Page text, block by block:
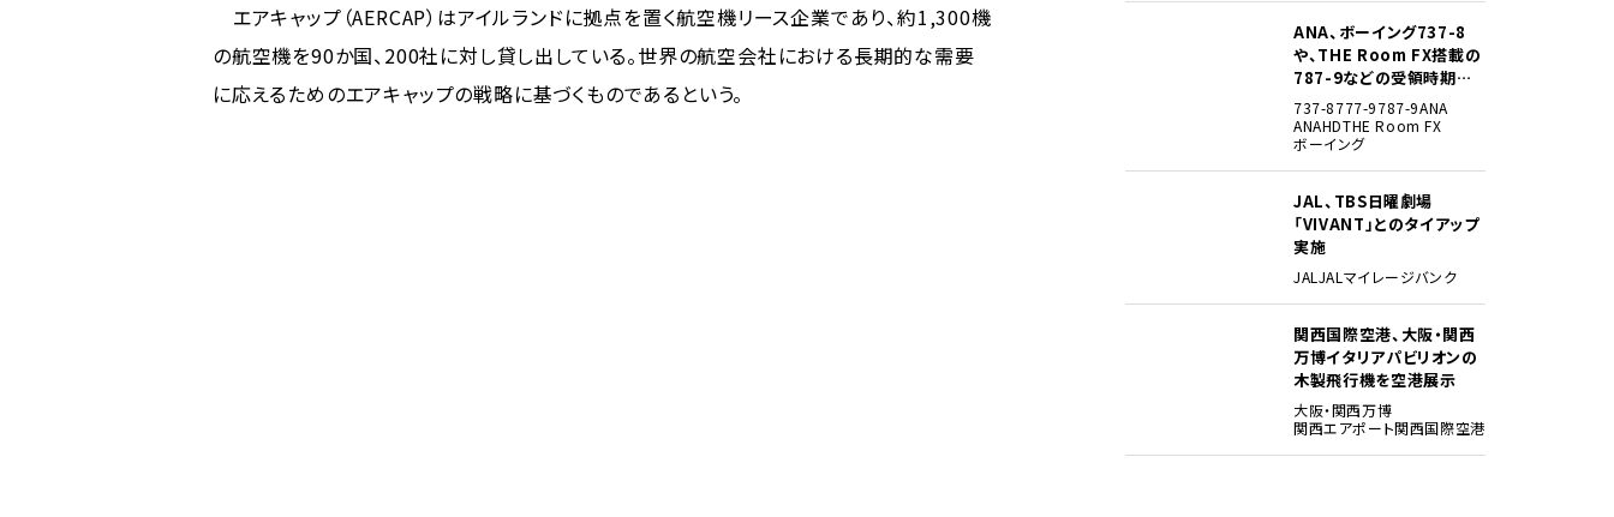
エアキャップ（AERCAP）はアイルランドに拠点を置く航空機リース企業であり、約1,300機
の航空機を90か国、200社に対し貸し出している。世界の航空会社における長期的な需要
に応えるためのエアキャップの戦略に基づくものであるという。
ANA、ボーイング737-8
や、THE Room FX搭載の
787-9などの受領時期見
込みを明らかに
737-8777-9787-9ANA
ANAHDTHE Room FX
ボーイング
JAL、TBS日曜劇場
「VIVANT」とのタイアップ
実施
JAL JALマイレージバンク
関西国際空港、大阪・関西
万博イタリアパビリオンの
木製飛行機を空港展示
大阪・関西万博
関西エアポート関西国際空港